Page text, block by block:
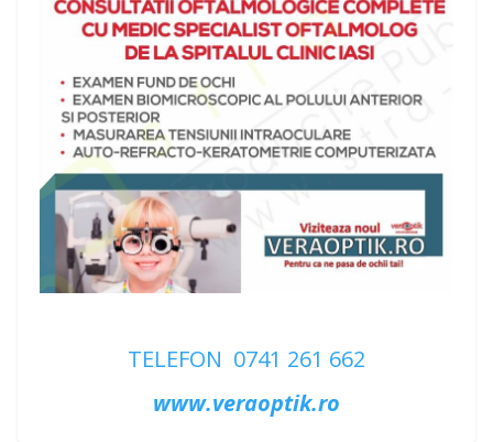
TELEFON 0741 261 662
www.veraoptik.ro